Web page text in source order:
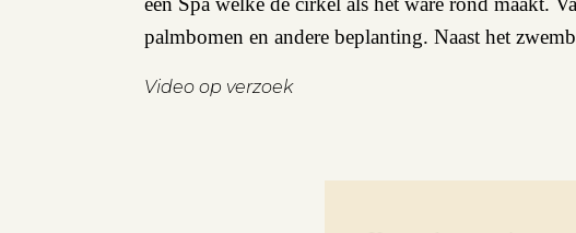
palmbomen en andere beplanting. Naast het
Video op verzoek